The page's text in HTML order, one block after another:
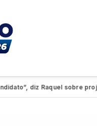
diz Raquel sobre projeto